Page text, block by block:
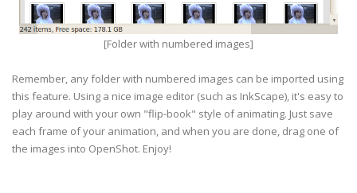
[Folder with numbered images]
Remember, any folder with numbered images can be imported using
this feature. Using a nice image editor (such as InkScape), it's easy to
play around with your own "flip-book" style of animating. Just save
each frame of your animation, and when you are done, drag one of
the images into OpenShot. Enjoy!